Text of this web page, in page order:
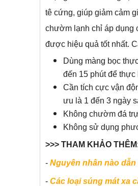
tê cứng, giúp giảm cảm
chườm lạnh chỉ áp dụng
được hiệu quả tốt nhất.
Dùng màng bọc
đến 15 phút để
Cần tích cực vận
ưu là 1 đến 3 ngày
Không chườm đá
Không sử dụng
>>> THAM KHẢO
- Nguyên nhân nào
- Các loại súng mát xa